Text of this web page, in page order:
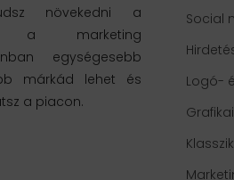
növekedni a
a marketing
egységesebb
márkád lehet és
a piacon.
Social
Logó-